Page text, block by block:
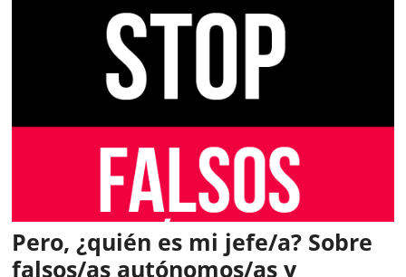
Pero, ¿quién es mi jefe/a? Sobre
falsos/as autónomos/as y